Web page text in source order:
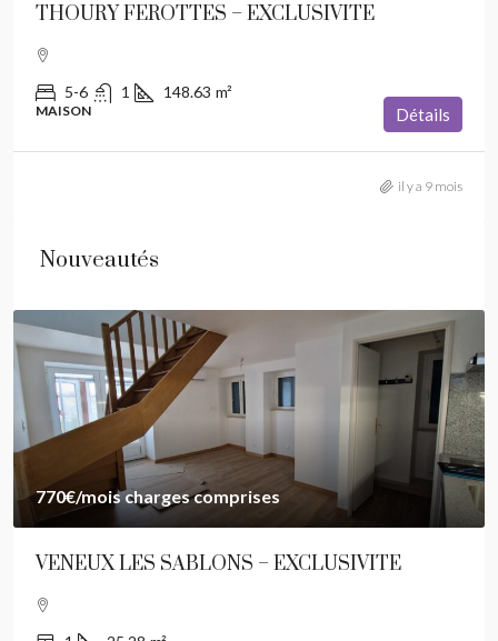
THOURY FEROTTES – EXCLUSIVITE
5-6 1 148.63 m²
MAISON Détails
il y a 9 mois
Nouveautés
770€/mois charges comprises
VENEUX LES SABLONS – EXCLUSIVITE